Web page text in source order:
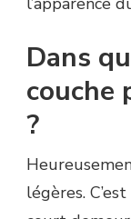
Dans
couche
?
légères.